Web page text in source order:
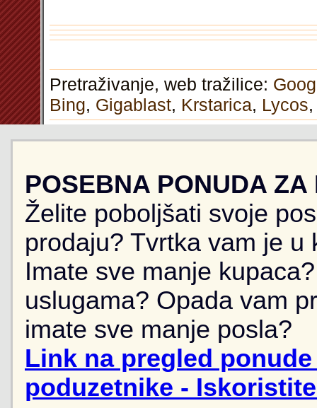
Pretraživanje, web tražilice:
Bing, Gigablast, Krstarica, Lycos
POSEBNA PONUDA ZA
Želite poboljšati svoje
prodaju? Tvrtka vam je
Imate sve manje
uslugama? Opada vam
imate sve manje posla?
Link na pregled
poduzetnike -